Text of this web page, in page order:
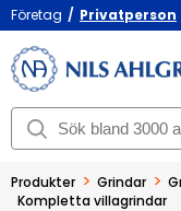
Företag / Privatperson
Produkter > Grindar >
Kompletta villagrindar